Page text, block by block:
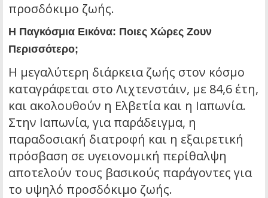
προσδόκιμο ζωής.
Η Παγκόσμια Εικόνα: Ποιες Χώρες Ζουν
Περισσότερο;
Η μεγαλύτερη διάρκεια ζωής στον κόσμο
καταγράφεται στο Λιχτενστάιν, με 84,6 έτη,
και ακολουθούν η Ελβετία και η Ιαπωνία.
Στην Ιαπωνία, για παράδειγμα, η
παραδοσιακή διατροφή και η εξαιρετική
πρόσβαση σε υγειονομική περίθαλψη
αποτελούν τους βασικούς παράγοντες για
το υψηλό προσδόκιμο ζωής.